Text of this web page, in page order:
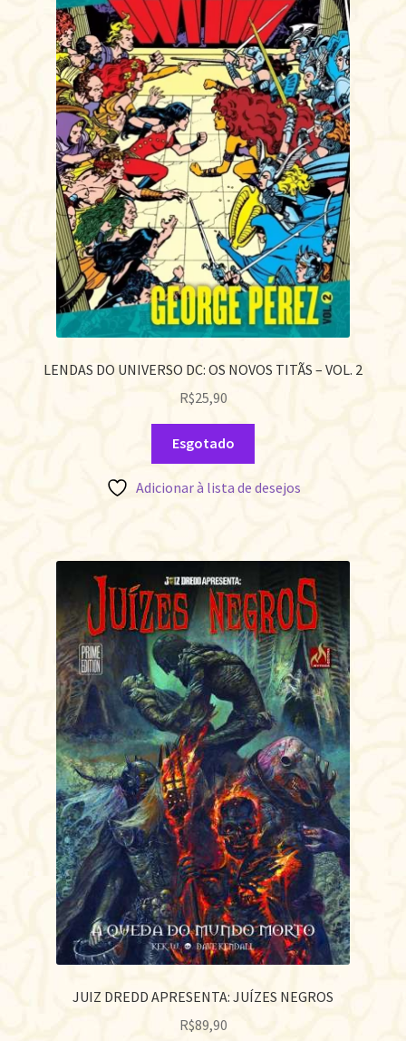
LENDAS DO UNIVERSO DC: OS NOVOS TITÃS – VOL. 2
R$25,90
Esgotado
Adicionar à lista de desejos
JUIZ DREDD APRESENTA: JUÍZES NEGROS
R$89,90